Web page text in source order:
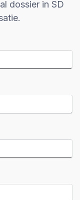
dossier in SD